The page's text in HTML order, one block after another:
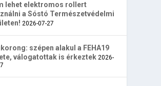
lehet elektromos rollert
a Sóstó Természetvédelmi
2026-07-27
szépen alakul a FEHA19
válogatottak is érkeztek 2026-